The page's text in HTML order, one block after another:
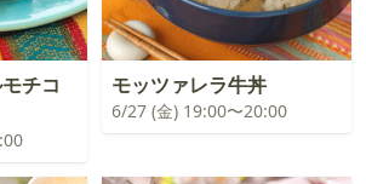
チコ
モッツァレラ牛丼
6/27 (金) 19:00〜20:00